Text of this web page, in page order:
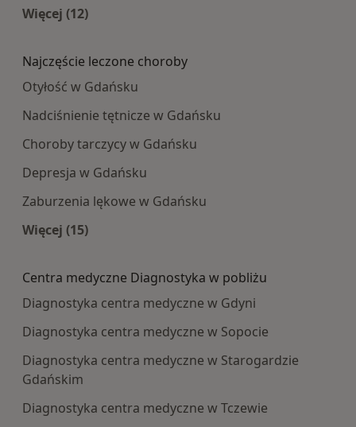
Więcej (12)
Najczęście leczone choroby
Otyłość w Gdańsku
Nadciśnienie tętnicze w Gdańsku
Choroby tarczycy w Gdańsku
Depresja w Gdańsku
Zaburzenia lękowe w Gdańsku
Więcej (15)
Centra medyczne Diagnostyka w pobliżu
Diagnostyka centra medyczne w Gdyni
Diagnostyka centra medyczne w Sopocie
Diagnostyka centra medyczne w Starogardzie
Gdańskim
Diagnostyka centra medyczne w Tczewie